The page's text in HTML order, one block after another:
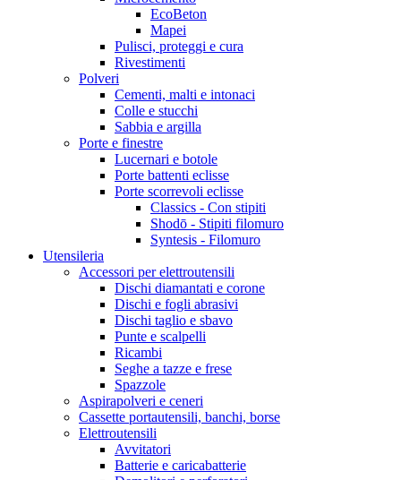
EcoBeton
Mapei
Pulisci, proteggi e cura
Rivestimenti
Polveri
Cementi, malti e intonaci
Colle e stucchi
Sabbia e argilla
Porte e finestre
Lucernari e botole
Porte battenti eclisse
Porte scorrevoli eclisse
Classics - Con stipiti
Shodō - Stipiti filomuro
Syntesis - Filomuro
Utensileria
Accessori per elettroutensili
Dischi diamantati e corone
Dischi e fogli abrasivi
Dischi taglio e sbavo
Punte e scalpelli
Ricambi
Seghe a tazze e frese
Spazzole
Aspirapolveri e ceneri
Cassette portautensili, banchi, borse
Elettroutensili
Avvitatori
Batterie e caricabatterie